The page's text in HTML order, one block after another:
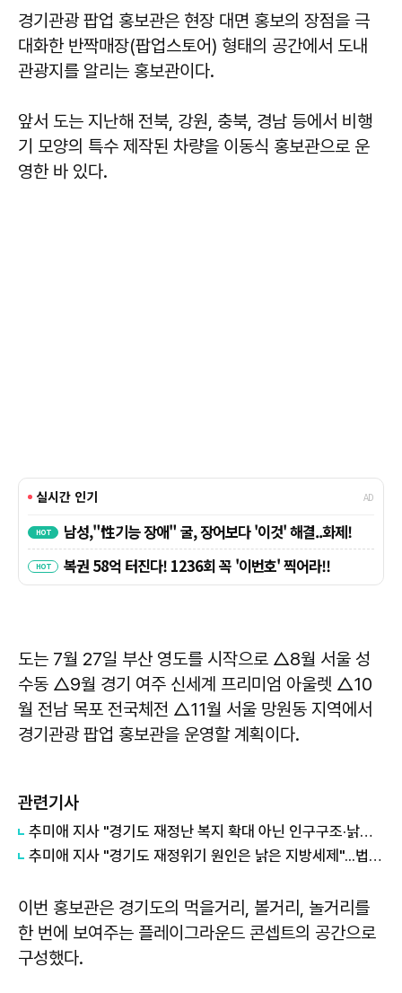
경기관광 팝업 홍보관은 현장 대면 홍보의 장점을 극
대화한 반짝매장(팝업스토어) 형태의 공간에서 도내
관광지를 알리는 홍보관이다.
앞서 도는 지난해 전북, 강원, 충북, 경남 등에서 비행
기 모양의 특수 제작된 차량을 이동식 홍보관으로 운
영한 바 있다.
도는 7월 27일 부산 영도를 시작으로 △8월 서울 성
수동 △9월 경기 여주 신세계 프리미엄 아울렛 △10
월 전남 목포 전국체전 △11월 서울 망원동 지역에서
경기관광 팝업 홍보관을 운영할 계획이다.
관련기사
추미애 지사 "경기도 재정난 복지 확대 아닌 인구구조·낡은 세수체계 문제"
추미애 지사 "경기도 재정위기 원인은 낡은 지방세제"...법인지방소득세 배분 개편 촉구
이번 홍보관은 경기도의 먹을거리, 볼거리, 놀거리를
한 번에 보여주는 플레이그라운드 콘셉트의 공간으로
구성했다.